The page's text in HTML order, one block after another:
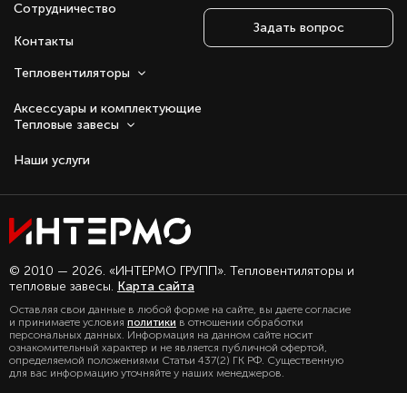
Сотрудничество
Контакты
Тепловентиляторы
Аксессуары и комплектующие
Тепловые завесы
Наши услуги
Задать вопрос
© 2010 — 2026. «ИНТЕРМО ГРУПП». Тепловентиляторы и
тепловые завесы. Карта сайта
Оставляя свои данные в любой форме на сайте, вы даете согласие
и принимаете условия политики в отношении обработки
персональных данных. Информация на данном сайте носит
ознакомительный характер и не является публичной офертой,
определяемой положениями Статьи 437(2) ГК РФ. Существенную
для вас информацию уточняйте у наших менеджеров.
Оставаясь с нами, вы соглашаетесь на
использование файлов куки.
персональных данных, можете
ознакомиться в нашем разделе
политика конфиденциальности